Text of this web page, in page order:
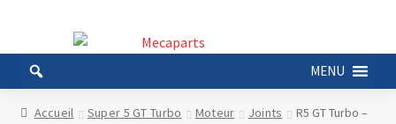
la
navigation
au
contenu
MENU
Accueil Super 5 GT Turbo Moteur Joints
R5 GT Turbo –